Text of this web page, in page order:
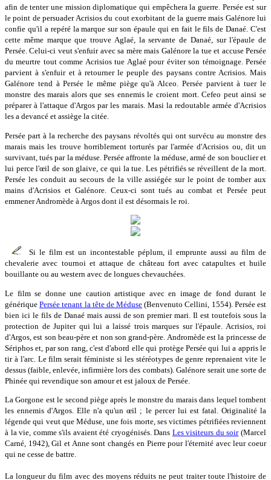
afin de tenter une mission diplomatique qui empêchera la guerre. Persée est sur
le point de persuader Acrisios du cout exorbitant de la guerre mais Galénore lui
confie qu'il a repéré la marque sur son épaule qui en fait le fils de Danaé. C'est
cette même marque que trouve Aglaé, la servante de Danaé, sur l'épaule de
Persée. Celui-ci veut s'enfuir avec sa mère mais Galénore la tue et accuse Persée
du meurtre tout comme Acrisios tue Aglaé pour éviter son témoignage. Persée
parvient à s'enfuir et à retourner le peuple des paysans contre Acrisios. Mais
Galénore tend à Persée le même piège qu'à Alceo. Persée parvient à tuer le
monstre des marais alors que ses ennemis le croient mort. Cefeo peut ainsi se
préparer à l'attaque d'Argos par les marais. Masi la redoutable armée d'Acrisios
les a devancé et assiège la citée.
Persée part à la recherche des paysans révoltés qui ont survécu au monstre des
marais mais les trouve horriblement torturés par l'armée d'Acrisios ou, dit un
survivant, tués par la méduse. Persée affronte la méduse, armé de son bouclier et
lui perce l'œil de son glaive, ce qui la tue. Les pétrifiés se réveillent de la mort.
Persée les conduit au secours de la ville assiégée sur le point de tomber aux
mains d'Acrisios et Galénore. Ceux-ci sont tués au combat et Persée peut
emmener Andromède à Argos dont il est désormais le roi.
Si le film est un incontestable péplum, il emprunte aussi au film de
chevalerie avec tournoi et attaque de château fort avec catapultes et huile
bouillante ou au western avec de longues chevauchées.
Le film se donne une caution artistique avec en image de fond durant le
génériquePersée tenant la tête de Méduse (Benvenuto Cellini, 1554). Persée est
bien ici le fils de Danaé mais aussi de son premier mari. Il est toutefois sous la
protection de Jupiter qui lui a laissé trois marques sur l'épaule. Acrisios, roi
d'Argos, est son beau-père et non son grand-père. Andromède est la princesse de
Sériphos et, par son rang, c'est d'abord elle qui protège Persée qui lui a appris le
tir à l'arc. Le film serait féministe si les stéréotypes de genre reprenaient vite le
dessus (faible, enlevée, infirmière lors des combats). Galénore serait une sorte de
Phinée qui revendique son amour et est jaloux de Persée.
La Gorgone est le second piège après le monstre du marais dans lequel tombent
les ennemis d'Argos. Elle n'a qu'un œil ; le percer lui est fatal. Originalité la
légende qui veut que Méduse, une fois morte, ses victimes pétrifiées reviennent
à la vie, comme s'ils avaient été cryogénisés. Dans Les visiteurs du soir(Marcel
Carné, 1942), Gil et Anne sont changés en Pierre pour l'éternité avec leur coeur
qui ne cesse de battre.
La longueur du film avec des moyens réduits ne peut traiter toute l'histoire de